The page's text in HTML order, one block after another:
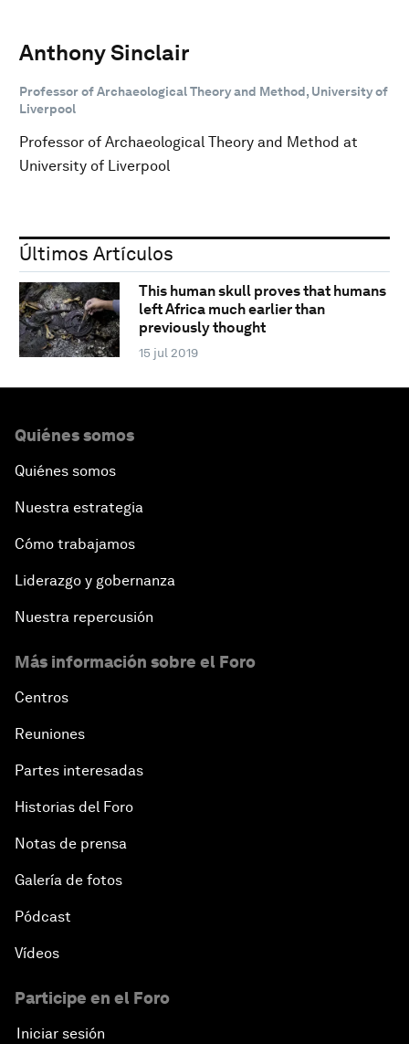
Anthony Sinclair
Professor of Archaeological Theory and Method, University of
Liverpool
Professor of Archaeological Theory and Method at
University of Liverpool
Últimos Artículos
This human skull proves that humans
left Africa much earlier than
previously thought
15 jul 2019
Quiénes somos
Quiénes somos
Nuestra estrategia
Cómo trabajamos
Liderazgo y gobernanza
Nuestra repercusión
Más información sobre el Foro
Centros
Reuniones
Partes interesadas
Historias del Foro
Notas de prensa
Galería de fotos
Pódcast
Vídeos
Participe en el Foro
Iniciar sesión